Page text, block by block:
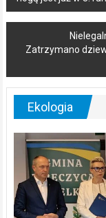
navigation
Zatrzymano
Ekologia